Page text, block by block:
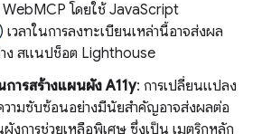
โดยใช้ JavaScript
) เวลาในการลงทะเบียนเหล่านี้อาจส่งผล
ง สแนปช็อต Lighthouse
ารสร้างแผนผัง A11y: การเปลี่ยนแปลง
ามซับซ้อนอย่างมีนัยสำคัญอาจส่งผลต่อ
งการช่วยเหลือพิเศษ ซึ่งเป็น เมตริกหลัก